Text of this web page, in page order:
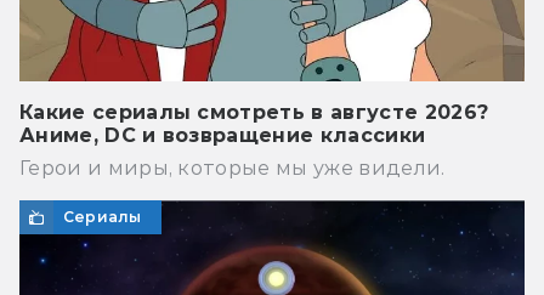
Какие сериалы смотреть в августе 2026?
Аниме, DC и возвращение классики
Герои и миры, которые мы уже видели.
Сериалы